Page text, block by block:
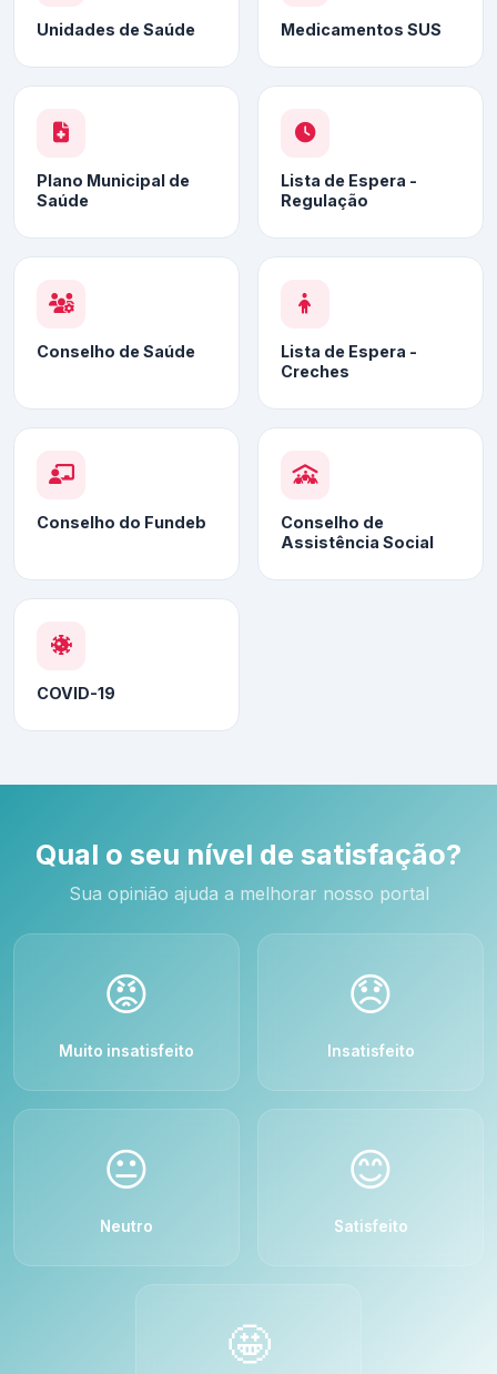
Unidades de Saúde Medicamentos SUS
Plano Municipal de
Saúde
Lista de Espera -
Regulação
Conselho de Saúde
Lista de Espera -
Creches
Conselho do Fundeb
Conselho de
Assistência Social
COVID-19
Qual o seu nível de satisfação?
Sua opinião ajuda a melhorar nosso portal
😡
Muito insatisfeito
😞
Insatisfeito
😐
Neutro
😊
Satisfeito
🤩